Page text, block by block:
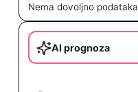
Nema dovoljno
AI prognoza